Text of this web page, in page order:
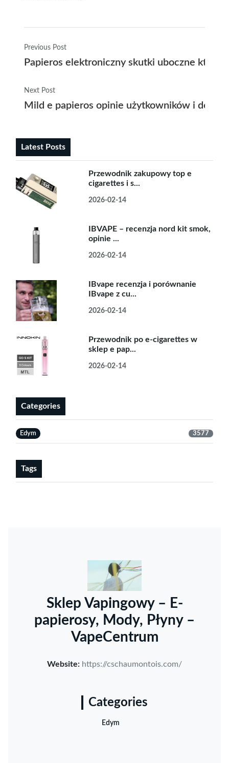
Previous Post
Papieros elektroniczny skutki uboczne które
Next Post
Mild e papieros opinie użytkowników i
Latest Posts
Przewodnik zakupowy top e
cigarettes i s...
2026-02-14
IBVAPE – recenzja nord kit smok,
opinie ...
2026-02-14
IBvape recenzja i porównanie
IBvape z cu...
2026-02-14
Przewodnik po e-cigarettes w
sklep e pap...
2026-02-14
Categories
Edym 3577
Tags
Sklep Vapingowy – E-
papierosy, Mody, Płyny –
VapeCentrum
Website: https://cschaumontois.com/
Categories
Edym